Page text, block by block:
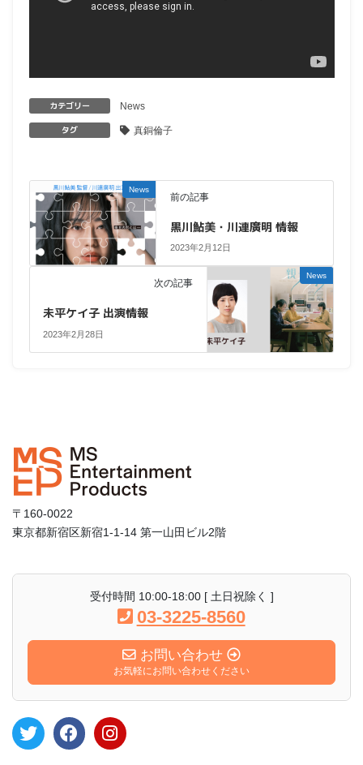
カテゴリー News
タグ 真銅倫子
News
前の記事
黒川鮎美・川連廣明 情報
2023年2月12日
News
次の記事
未平ケイ子 出演情報
2023年2月28日
〒160-0022
東京都新宿区新宿1-1-14 第一山田ビル2階
受付時間 10:00-18:00 [ 土日祝除く ]
03-3225-8560
お問い合わせ
お気軽にお問い合わせください